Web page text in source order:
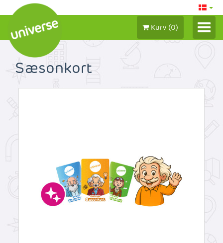
Kurv (0)
LOG IND/ MIN KONTO
Sæsonkort